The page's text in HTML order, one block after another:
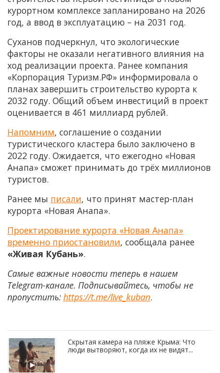
курортном комплексе запланировано на 2026
год, а ввод в эксплуатацию – на 2031 год.
Суханов подчеркнул, что экологические
факторы не оказали негативного влияния на
ход реализации проекта. Ранее компания
«Корпорация Туризм.РФ» информировала о
планах завершить строительство курорта к
2032 году. Общий объем инвестиций в проект
оценивается в 461 миллиард рублей.
Напомним, соглашение о создании
туристического кластера было заключено в
2022 году. Ожидается, что ежегодно «Новая
Анапа» сможет принимать до трёх миллионов
туристов.
Ранее мы писали, что принят мастер-план
курорта «Новая Анапа».
Проектирование курорта «Новая Анапа»
временно приостановили, сообщала ранее
«Живая Кубань».
Самые важные новости теперь в нашем
Telegram-канале. Подписывайтесь, чтобы не
пропустить: https://t.me/live_kuban.
Скрытая камера на пляже Крыма: Что
люди вытворяют, когда их не видят...